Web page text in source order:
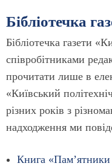
Бібліотечка
Бібліотечка газети
співробітниками
прочитати лише в
«Київський
різних років з
надходження ми
Книга «Пам’ятники